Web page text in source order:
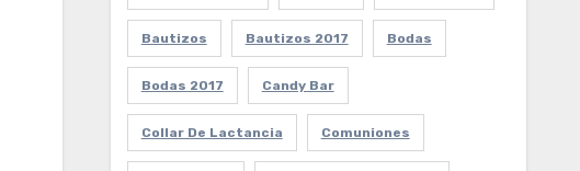
Bautizos Bautizos 2017 Bodas
Bodas 2017 Candy Bar
Collar De Lactancia Comuniones